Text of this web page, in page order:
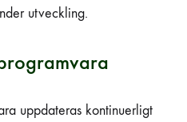
utveckling.
uppdateras kontinuerligt